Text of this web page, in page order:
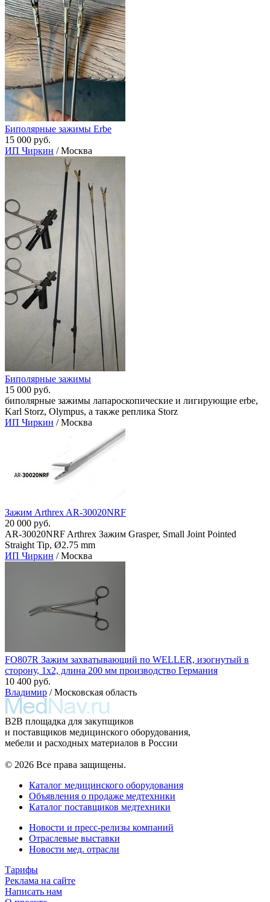
Биполярные зажимы Erbe
15 000 руб.
ИП Чиркин / Москва
Биполярные зажимы
15 000 руб.
биполярные зажимы лапароскопические и лигирующие erbe,
Karl Storz, Olympus, а также реплика Storz
ИП Чиркин / Москва
Зажим Arthrex AR-30020NRF
20 000 руб.
AR-30020NRF Arthrex Зажим Grasper, Small Joint Pointed
Straight Tip, Ø2.75 mm
ИП Чиркин / Москва
FO807R Зажим захватывающий по WELLER, изогнутый в
сторону, 1х2, длина 200 мм производство Германия
10 400 руб.
Владимир / Московская область
B2B площадка для закупщиков
и поставщиков медицинского оборудования,
мебели и расходных материалов в России
© 2026 Все права защищены.
Каталог медицинского оборудования
Объявления о продаже медтехники
Каталог поставщиков медтехники
Новости и пресс-релизы компаний
Отраслевые выставки
Новости мед. отрасли
Тарифы
Реклама на сайте
Написать нам